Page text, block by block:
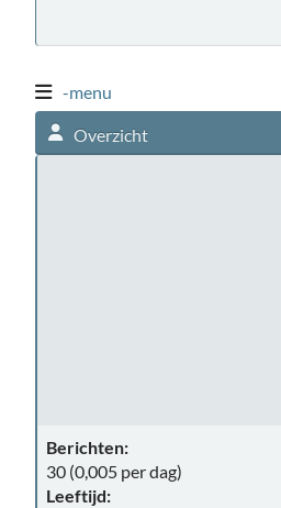
-menu
Overzicht
Berichten:
30 (0,005 per dag)
Leeftijd: